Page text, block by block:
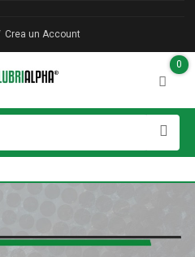
Crea un Account
0